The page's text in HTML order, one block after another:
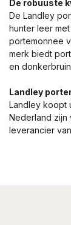
De robuuste
De Landley
hunter leer
portemonnee
merk biedt
en
Landley
Landley koopt
Nederland zijn
leverancier